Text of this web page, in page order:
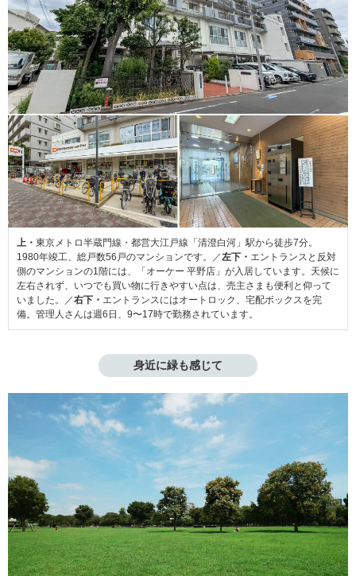
上・ 東京メトロ半蔵門線・都営大江戸線「清澄白河」駅から徒歩7分。
1980年竣工、総戸数56戸のマンションです。／左下・ エントランスと反対
側のマンションの1階には、「オーケー 平野店」が入居しています。天候に
左右されず、いつでも買い物に行きやすい点は、売主さまも便利と仰って
いました。／右下・ エントランスにはオートロック、宅配ボックスを完
備。管理人さんは週6日、9〜17時で勤務されています。
身近に緑も感じて